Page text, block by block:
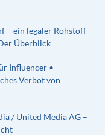
– ein legaler Rohstoff
Überblick
Influencer •
Verbot von
/ United Media AG –